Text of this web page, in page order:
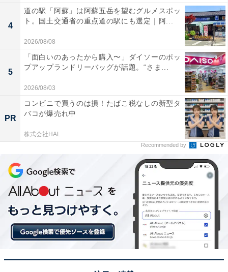
4
道の駅「阿蘇」は阿蘇五岳を望むグルメスポッ
ト。国土交通省の重点道の駅にも選定｜阿...
2026/08/08
5
「面白いのあったから購入〜」ダイソーのポッ
プアップランドリーバッグが話題。“さま...
2026/08/03
PR
コンビニで買うのは損！たばこ税なしの新型タ
バコが爆売れ中
株式会社HAL
Recommended by